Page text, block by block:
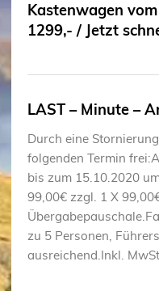
Kastenwagen
1299,- / Jetzt
LAST – Minute –
Durch eine
folgenden Termin
bis zum 15.10.2020
99,00€ zzgl. 1 X
zu 5 Personen,
ausreichend.Inkl.